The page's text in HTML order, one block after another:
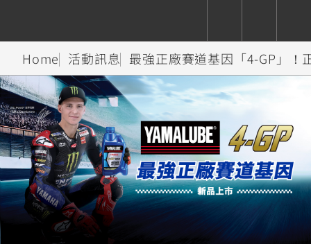
依風格 依排氣量
Super
Sport
Hyper
Naked
Sport
Heritage
YZF-R9
550+
MT-
09
Y-
AMT
MT-
09
550+
XSR
700
依風格 依排氣量
Premium Sport FashionAdventureFamily
TMAX
550+
CYGNUS
XR
150
Limi
125
BW'S
125
AXIS
Z /
Zii
CUXiE
2.5 kw
追蹤愛車
我的愛車 瀏覽紀錄
Home 活動訊息 最強正廠賽道基因「4-GP」！